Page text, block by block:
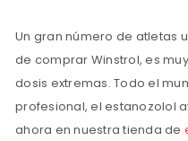
Un gran número de atletas
de comprar Winstrol, es
dosis extremas. Todo el
profesional, el estanozolol
ahora en nuestra tienda de